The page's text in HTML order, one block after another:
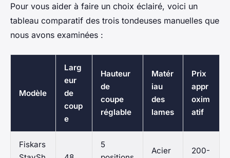
Pour vous aider à faire un choix éclairé, voici un
tableau comparatif des trois tondeuses manuelles que
nous avons examinées :
Modèle
Larg
eur
de
coup
e
Hauteur
de
coupe
réglable
Matér
iau
des
lames
Prix
appr
oxim
atif
Fiskars
5
Acier
200-